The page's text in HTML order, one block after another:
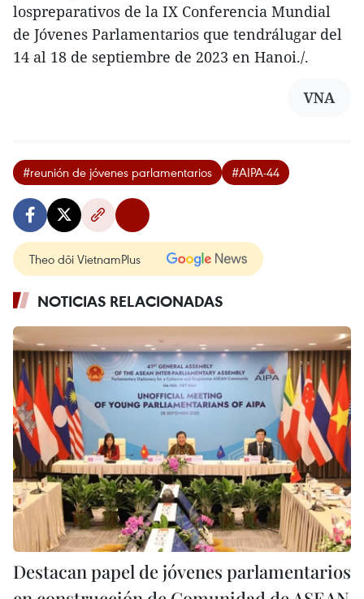
lospreparativos de la IX Conferencia Mundial
de Jóvenes Parlamentarios que tendrálugar del
14 al 18 de septiembre de 2023 en Hanoi./.
VNA
#reunión de jóvenes parlamentarios #AIPA-44
Theo dõi VietnamPlus
NOTICIAS RELACIONADAS
Destacan papel de jóvenes parlamentarios